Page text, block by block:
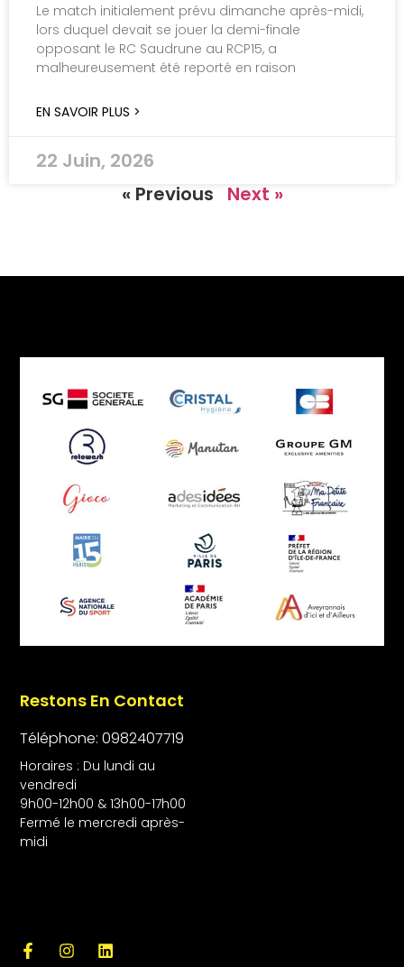
Le match initialement prévu dimanche après-midi,
lors duquel devait se jouer la demi-finale
opposant le RC Saudrune au RCP15, a
malheureusement été reporté en raison
EN SAVOIR PLUS >
22 Juin, 2026
« Previous
Next »
Restons En Contact
Téléphone: 0982407719
Horaires : Du lundi au
vendredi
9h00-12h00 & 13h00-17h00
Fermé le mercredi après-
midi